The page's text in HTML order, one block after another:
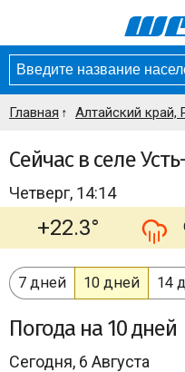
Главная Алтайский край,
Сейчас в селе
Четверг, 14:14
+22.3°
7 дней 10 дней 14
Погода на 10 дней
Сегодня, 6 Августа